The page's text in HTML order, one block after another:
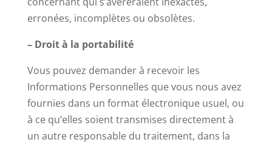
erronées, incomplètes ou obsolètes.
– Droit à la portabilité
Vous pouvez demander à recevoir les
Informations Personnelles que vous nous avez
fournies dans un format électronique usuel, ou
à ce qu’elles soient transmises directement à
un autre responsable du traitement, dans la